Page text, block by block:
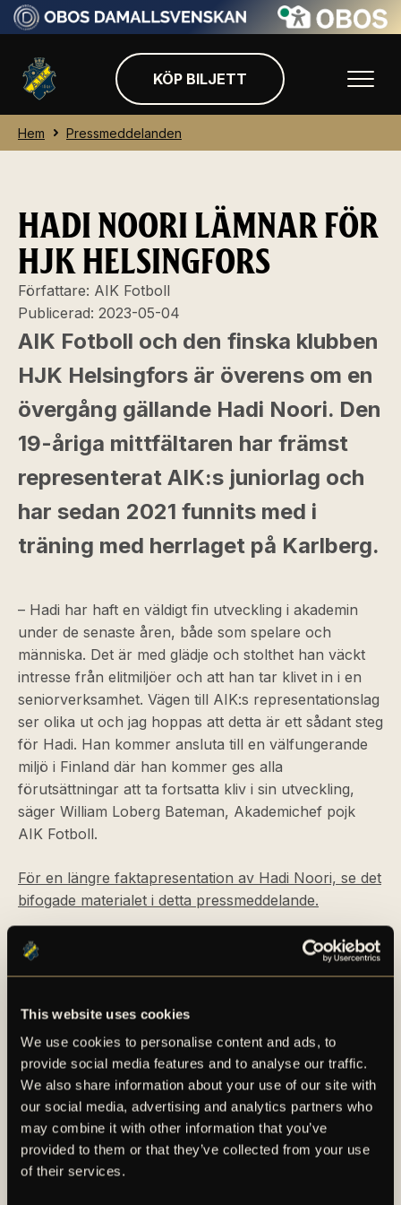
This website uses cookies
We use cookies to personalise content and ads, to
provide social media features and to analyse our traffic.
We also share information about your use of our site with
our social media, advertising and analytics partners who
may combine it with other information that you’ve
provided to them or that they’ve collected from your use
of their services.
KÖP BILJETT
Hem Pressmeddelanden
HADI NOORI LÄMNAR FÖR
HJK HELSINGFORS
Författare: AIK Fotboll
Publicerad: 2023-05-04
AIK Fotboll och den finska klubben
HJK Helsingfors är överens om en
övergång gällande Hadi Noori. Den
19-åriga mittfältaren har främst
representerat AIK:s juniorlag och
har sedan 2021 funnits med i
träning med herrlaget på Karlberg.
– Hadi har haft en väldigt fin utveckling i akademin
under de senaste åren, både som spelare och
människa. Det är med glädje och stolthet han väckt
intresse från elitmiljöer och att han tar klivet in i en
seniorverksamhet. Vägen till AIK:s representationslag
ser olika ut och jag hoppas att detta är ett sådant steg
för Hadi. Han kommer ansluta till en välfungerande
miljö i Finland där han kommer ges alla
förutsättningar att ta fortsatta kliv i sin utveckling,
säger William Loberg Bateman, Akademichef pojk
AIK Fotboll.
För en längre faktapresentation av Hadi Noori, se det
bifogade materialet i detta pressmeddelande.
AIK – SEDAN 1891
AIK Fotboll AB bedriver AIK Fotbollsförenings
elitfotbollsverksamhet genom ett herrlag och ett